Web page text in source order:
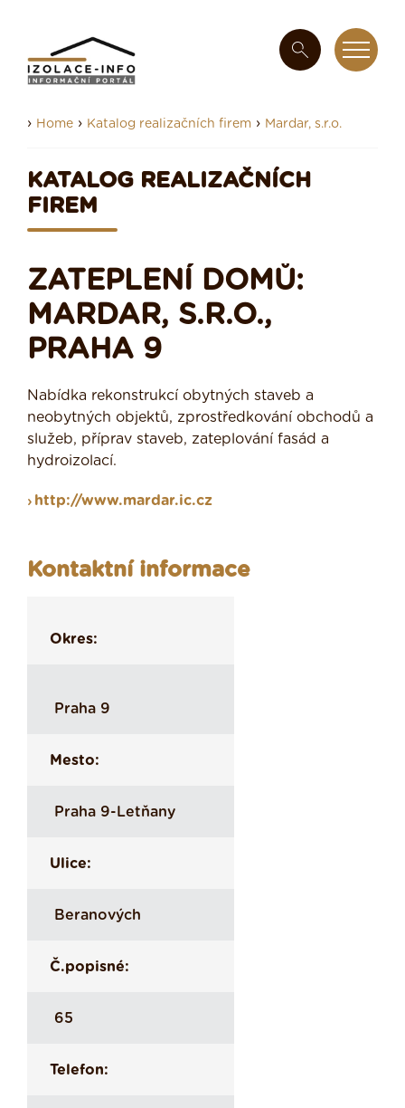
› Home › Katalog realizačních firem › Mardar, s.r.o.
KATALOG REALIZAČNÍCH
FIREM
ZATEPLENÍ DOMŮ:
MARDAR, S.R.O.,
PRAHA 9
Nabídka rekonstrukcí obytných staveb a
neobytných objektů, zprostředkování obchodů a
služeb, příprav staveb, zateplování fasád a
hydroizolací.
http://www.mardar.ic.cz
Kontaktní informace
Okres:
Praha 9
Mesto:
Praha 9-Letňany
Ulice:
Beranových
Č.popisné:
65
Telefon: